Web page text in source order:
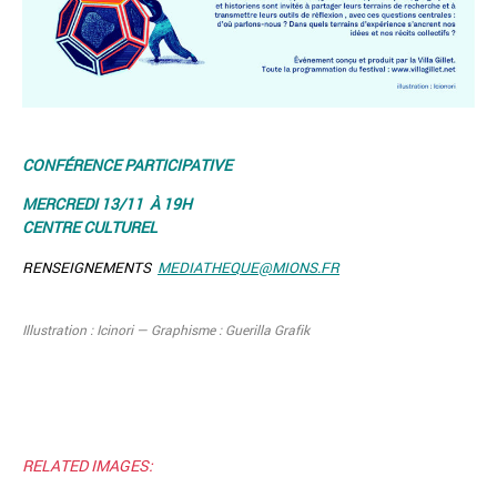
CONFÉRENCE PARTICIPATIVE
MERCREDI 13/11 À 19H
CENTRE CULTUREL
RENSEIGNEMENTS MEDIATHEQUE@MIONS.FR
Illustration : Icinori — Graphisme : Guerilla Grafik
RELATED IMAGES: